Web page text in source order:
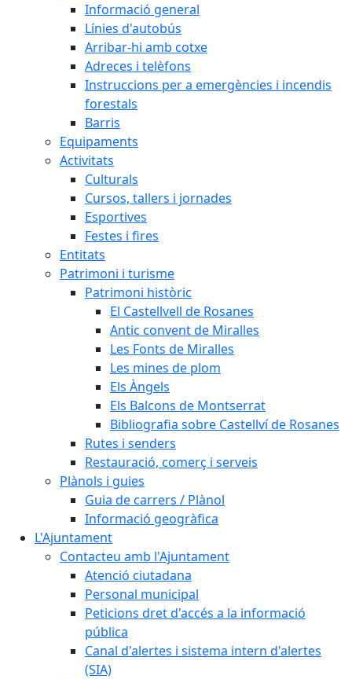
Informació general
Línies d'autobús
Arribar-hi amb cotxe
Adreces i telèfons
Instruccions per a emergències i incendis
forestals
Barris
Equipaments
Activitats
Culturals
Cursos, tallers i jornades
Esportives
Festes i fires
Entitats
Patrimoni i turisme
Patrimoni històric
El Castellvell de Rosanes
Antic convent de Miralles
Les Fonts de Miralles
Les mines de plom
Els Àngels
Els Balcons de Montserrat
Bibliografia sobre Castellví de Rosanes
Rutes i senders
Restauració, comerç i serveis
Plànols i guies
Guia de carrers / Plànol
Informació geogràfica
L'Ajuntament
Contacteu amb l'Ajuntament
Atenció ciutadana
Personal municipal
Peticions dret d'accés a la informació
pública
Canal d'alertes i sistema intern d'alertes
(SIA)